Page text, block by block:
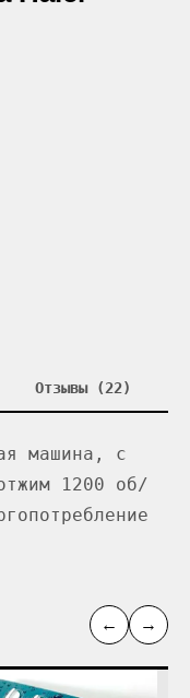
Отзывы (22)
машина, с
1200 об/
← →